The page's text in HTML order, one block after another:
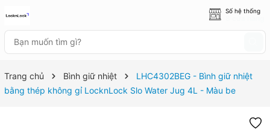
Số hệ thống
Trang chủ Bình giữ nhiệt
LHC4302BEG - Bình giữ nhiệt
bằng thép không gỉ LocknLock Slo Water Jug 4L - Màu be